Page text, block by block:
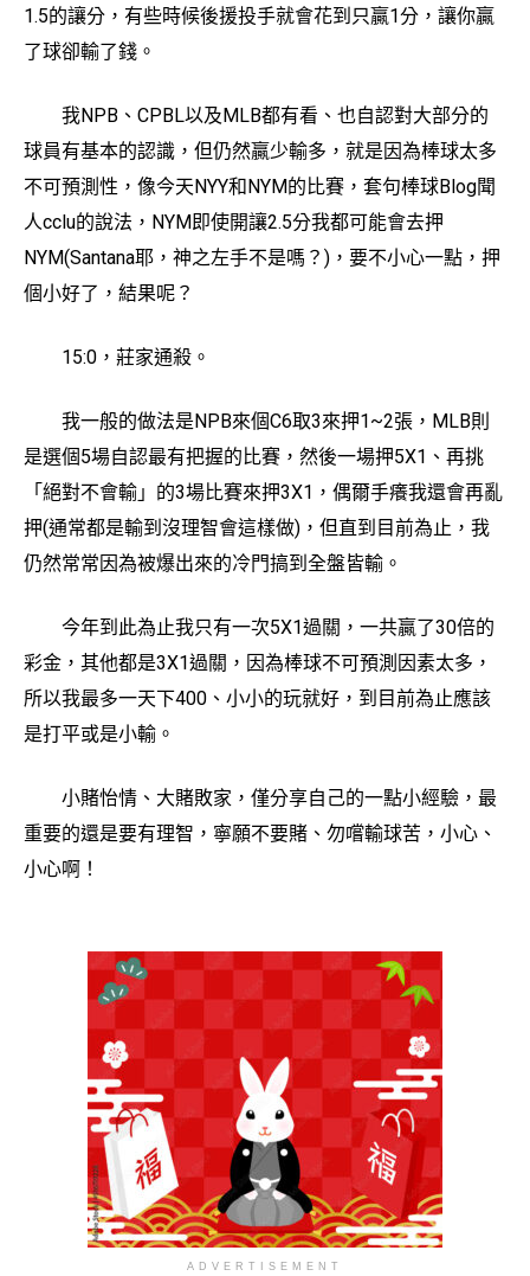
1.5的讓分，有些時候後援投手就會花到只贏1分，讓你贏
了球卻輸了錢。
我NPB、CPBL以及MLB都有看、也自認對大部分的
球員有基本的認識，但仍然贏少輸多，就是因為棒球太多
不可預測性，像今天NYY和NYM的比賽，套句棒球Blog聞
人cclu的說法，NYM即使開讓2.5分我都可能會去押
NYM(Santana耶，神之左手不是嗎？)，要不小心一點，押
個小好了，結果呢？
15:0，莊家通殺。
我一般的做法是NPB來個C6取3來押1~2張，MLB則
是選個5場自認最有把握的比賽，然後一場押5X1、再挑
「絕對不會輸」的3場比賽來押3X1，偶爾手癢我還會再亂
押(通常都是輸到沒理智會這樣做)，但直到目前為止，我
仍然常常因為被爆出來的冷門搞到全盤皆輸。
今年到此為止我只有一次5X1過關，一共贏了30倍的
彩金，其他都是3X1過關，因為棒球不可預測因素太多，
所以我最多一天下400、小小的玩就好，到目前為止應該
是打平或是小輸。
小賭怡情、大賭敗家，僅分享自己的一點小經驗，最
重要的還是要有理智，寧願不要賭、勿嚐輸球苦，小心、
小心啊！
ADVERTISEMENT